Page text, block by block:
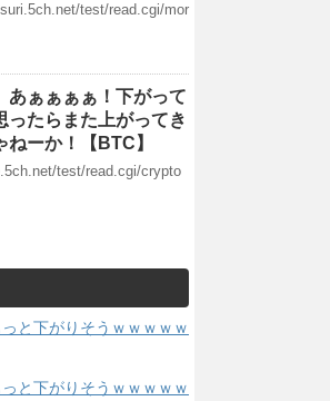
test/read.cgi/mor
あぁぁぁぁ！下がって
ったらまた上がってき
ねーか！【BTC】
test/read.cgi/crypto
と下がりそうｗｗｗｗｗ
と下がりそうｗｗｗｗｗ